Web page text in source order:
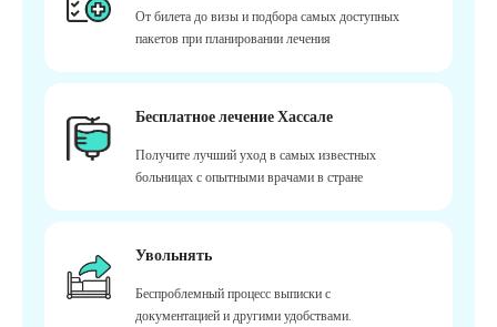
От билета до визы и подбора самых доступных
пакетов при планировании лечения
Бесплатное лечение Хассале
Получите лучший уход в самых известных
больницах с опытными врачами в стране
Увольнять
Беспроблемный процесс выписки с
документацией и другими удобствами.